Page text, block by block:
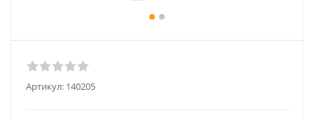
Артикул: 140205